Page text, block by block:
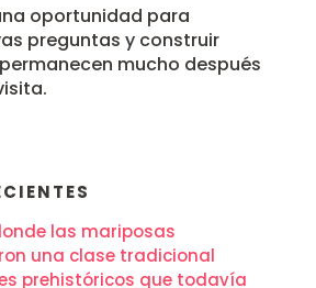
oportunidad para
preguntas y construir
mucho después
las mariposas
una clase tradicional
prehistóricos que todavía